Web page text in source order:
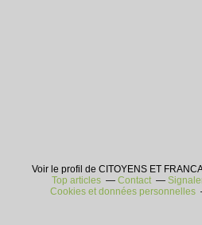
Voir le profil de CITOYENS ET
Top articles
Contact
Cookies et données personnelles